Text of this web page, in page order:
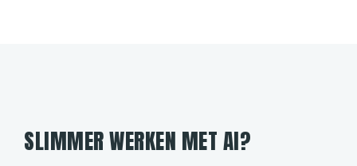
SLIMMER WERKEN MET AI?